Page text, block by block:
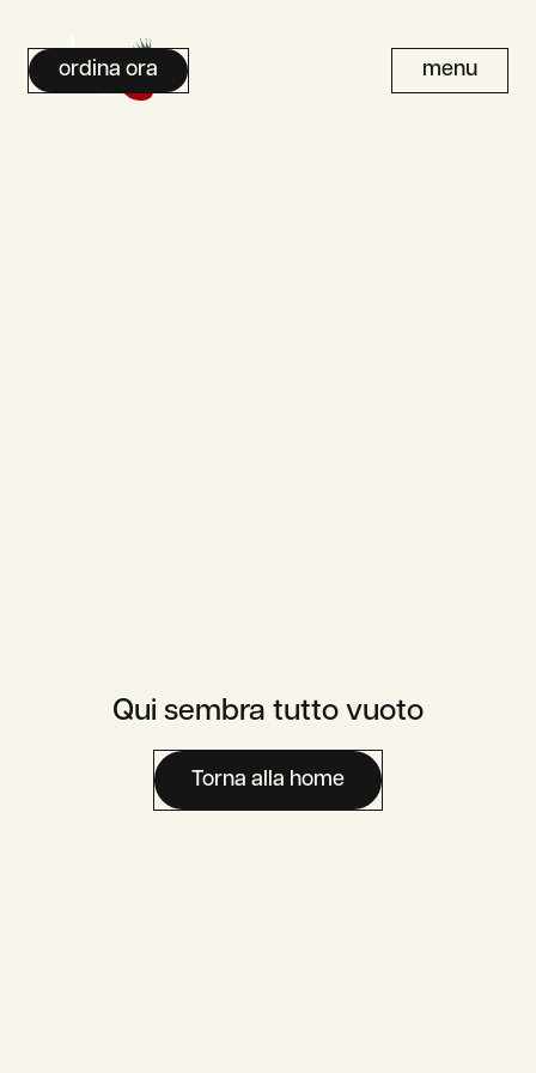
ordina ora menu
Carriera
Area Media
Contatti
Area Utente
Qui sembra tutto vuoto
Torna alla home